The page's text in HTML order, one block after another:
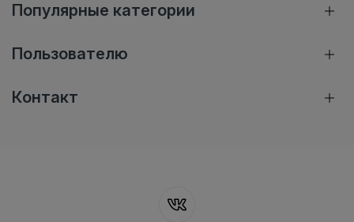
Популярные категории
Пользователю
Контакт